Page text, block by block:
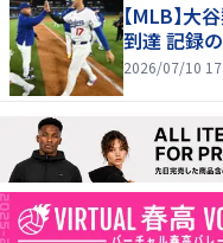
【MLB】大
到達 記録
2026/07/10